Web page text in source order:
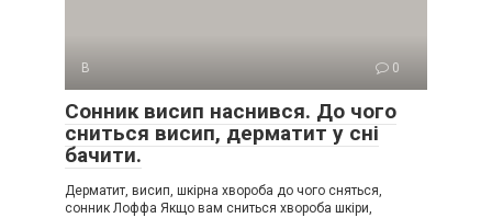
В 0
Сонник висип наснився. До чого
сниться висип, дерматит у сні
бачити.
Дерматит, висип, шкірна хвороба до чого сняться,
сонник Лоффа Якщо вам сниться хвороба шкіри,